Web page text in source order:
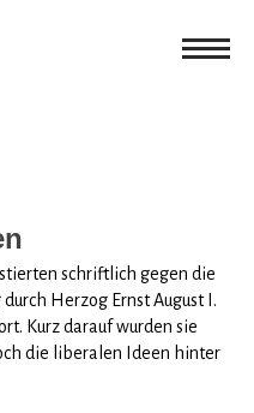
schriftlich gegen die
Herzog Ernst August I.
Kurz darauf wurden sie
die liberalen Ideen hinter